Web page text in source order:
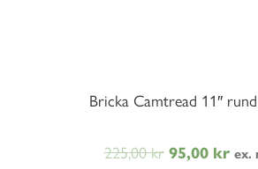
Bricka Camtread 11″
225,00kr Det
95,00 krDet
ex.